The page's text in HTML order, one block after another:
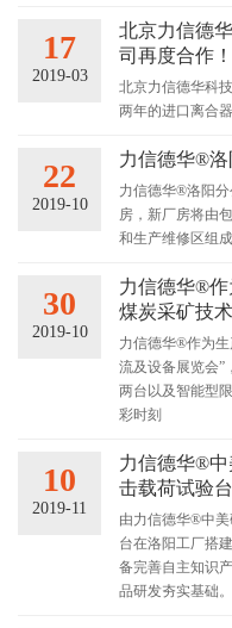
17
2019-03
北京力信德
司再度合作！
北京力信德华科
两年的进口离合
22
2019-10
力信德华®洛
力信德华®洛阳
房，新厂房将由
和生产维修区组成
30
2019-10
力信德华®作
煤炭采矿技
力信德华®作为
流及设备展览会”
两台以及智能型
彩时刻
10
2019-11
力信德华®中
击载荷试验台
由力信德华®中
台在洛阳工厂搭
备完善自主知识
品研发夯实基础。